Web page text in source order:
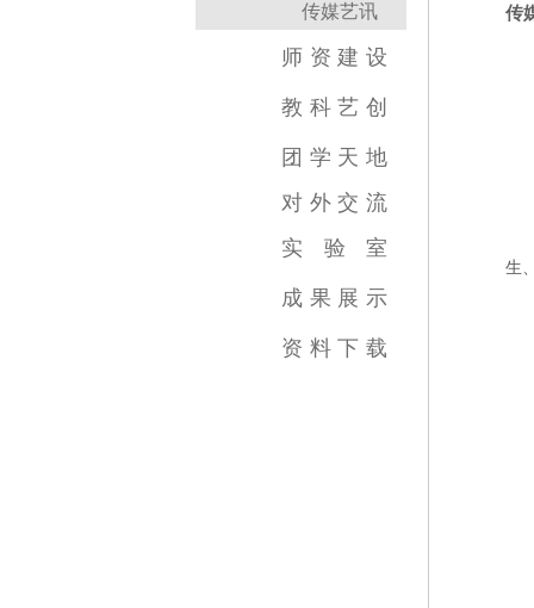
传媒艺讯
师 资 建 设
广播电视编导专业
动画专业
数字媒体艺术专业
录音艺术专业
摄影专业
广告学专业
影视摄影与制作专业
基础部
教 科 艺 创
教育教学新闻
科研成果
艺术创作
团 学 天 地
对 外 交 流
实
验 室
国家示范中心
虚拟实践教育中心
传媒实验教学平台
虚拟仿真教学中心
跨学科综合训练中心
数字图像教育中心
成 果 展 示
视频类
数媒类
摄影类
广告类
录音类
美术类
资 料 下 载
传
生